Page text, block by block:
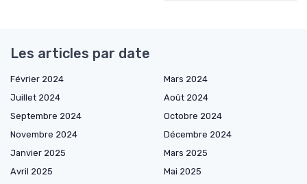
Les articles par date
Février 2024
Mars 2024
Juillet 2024
Août 2024
Septembre 2024
Octobre 2024
Novembre 2024
Décembre 2024
Janvier 2025
Mars 2025
Avril 2025
Mai 2025